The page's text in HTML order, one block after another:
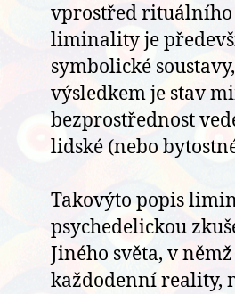
vprostřed rituálního
liminality je
symbolické
výsledkem je stav
bezprostřednost
lidské (nebo
Takovýto popis
psychedelickou
Jiného světa, v
každodenní reality,